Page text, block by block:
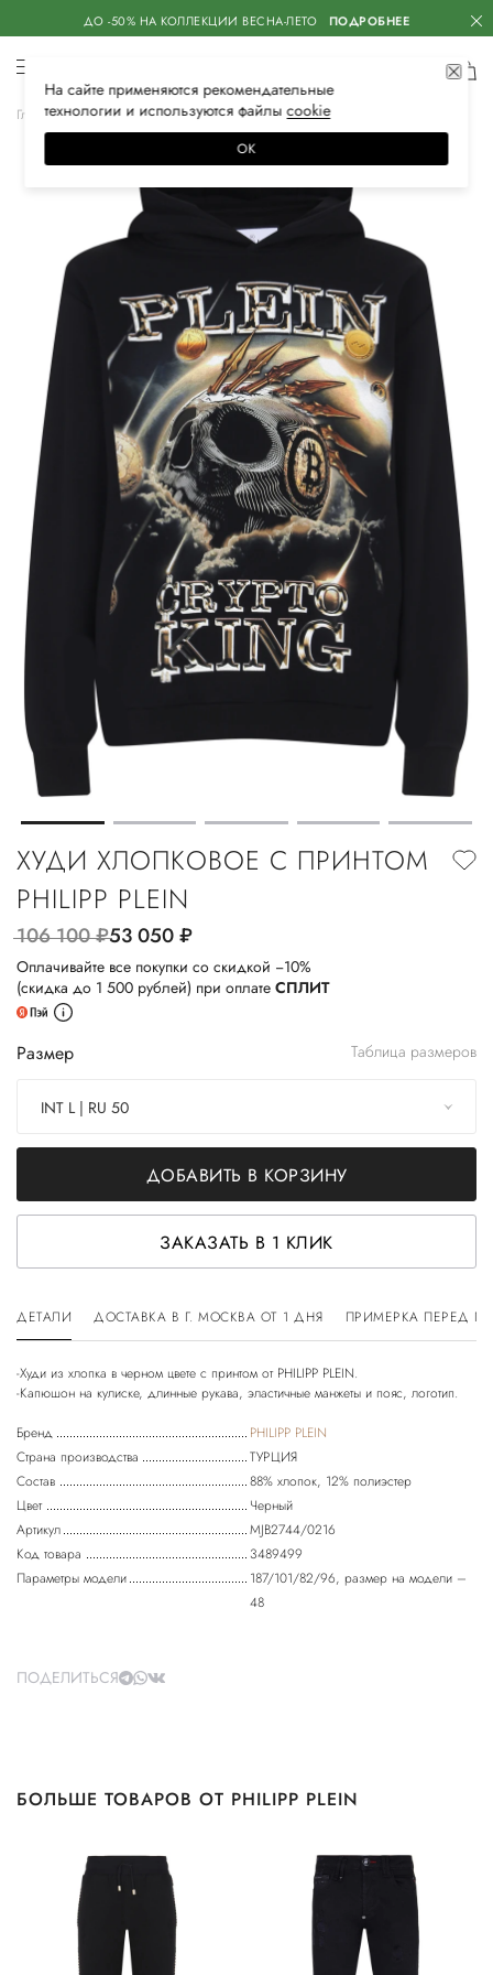
ДО -50% НА КОЛЛЕКЦИИ ВЕСНА-ЛЕТО ПОДРОБНЕЕ
Главная Мужская Одежда Толстовки Худи
ХУДИ ХЛОПКОВОЕ С ПРИНТОМ
PHILIPP PLEIN
106 100руб.53 050руб.
Оплачивайте все покупки со скидкой −10%
(скидка до 1 500 рублей) при оплате СПЛИТ
Размер Таблица размеров
INT L | RU 50
ДОБАВИТЬ В КОРЗИНУ
ЗАКАЗАТЬ В 1 КЛИК
ДЕТАЛИ ДОСТАВКА В Г. МОСКВА ОТ 1 ДНЯ ПРИМЕРКА ПЕРЕД
-Худи из хлопка в черном цвете с принтом от PHILIPP PLEIN.
Бренд
PHILIPP PLEIN
Страна производства
ТУРЦИЯ
Состав
88% хлопок, 12% полиэстер
Цвет
Черный
Артикул
MJB2744/0216
Код товара
3489499
Параметры модели
187/101/82/96, размер на модели –
48
ПОДЕЛИТЬСЯ
БОЛЬШЕ ТОВАРОВ ОТ PHILIPP PLEIN
На сайте применяются рекомендательные
технологии и используются файлысооkiе
ОК